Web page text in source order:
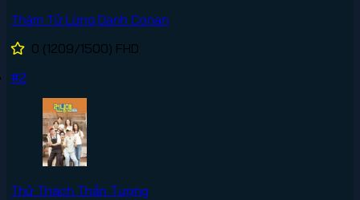
Thám Tử Lừng Danh Conan
0 (1209/1500) FHD
#2
Thử Thách Thần Tượng